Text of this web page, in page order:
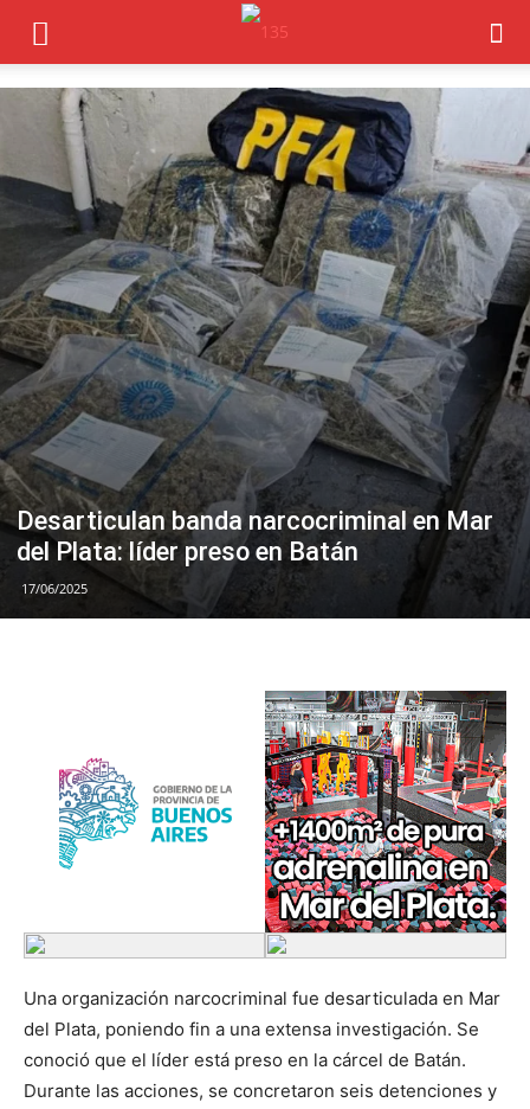
Desarticulan banda narcocriminal en Mar
del Plata: líder preso en Batán
17/06/2025
Una organización narcocriminal fue desarticulada en Mar
del Plata, poniendo fin a una extensa investigación. Se
conoció que el líder está preso en la cárcel de Batán.
Durante las acciones, se concretaron seis detenciones y